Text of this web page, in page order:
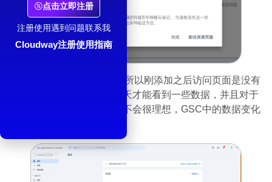
GSC中的数据不是实时的，所以刚添加之后访问页面是没有
任何数据的，你需要等一两天才能看到一些数据，并且对于
新的网站来说一开始的数据不会很理想，GSC中的数据变化
点击立即注册
注册使用遇到问题联系我
Cloudway注册使用指南